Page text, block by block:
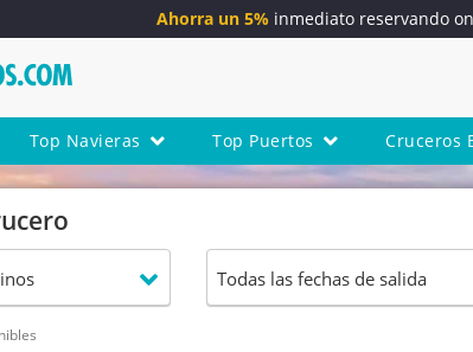
Ahorra un 5%inmediato reservando
Top Navieras Top Puertos Cruceros